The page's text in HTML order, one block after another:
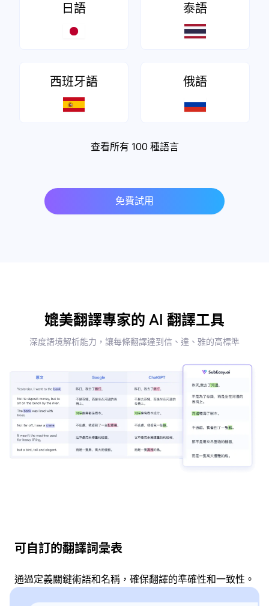
日語 泰語
西班牙語 俄語
查看所有 100 種語言
免費試用
媲美翻譯專家的 AI 翻譯工具
深度語境解析能力，讓每條翻譯達到信、達、雅的高標準
可自訂的翻譯詞彙表
通過定義關鍵術語和名稱，確保翻譯的準確性和一致性。